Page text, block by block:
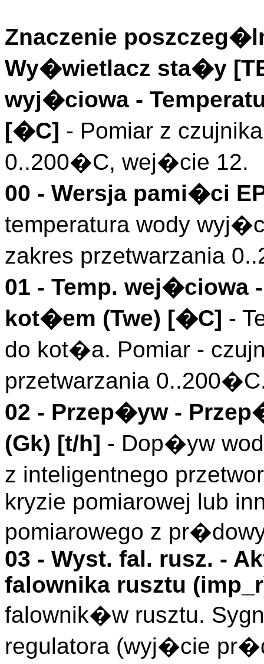
Znaczenie
Wy�wietlacz sta�y
wyj�ciowa -
[�C] - Pomiar z
0..200�C, wej�cie 12.
00 - Wersja pami�ci
temperatura wody
zakres przetwarzania
01 - Temp. wej�ciowa
kot�em (Twe) [�C] -
do kot�a. Pomiar -
przetwarzania
02 - Przep�yw-
(Gk) [t/h] - Dop�yw
z inteligentnego
kryzie pomiarowej lub
pomiarowego z
03 - Wyst. fal. rusz. -
falownika rusztu (imp_r
falownik�w rusztu.
regulatora (wyj�cie